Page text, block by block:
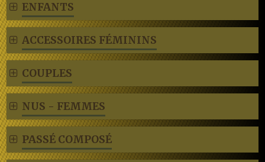
ENFANTS
ACCESSOIRES FÉMININS
COUPLES
NUS - FEMMES
PASSÉ COMPOSÉ